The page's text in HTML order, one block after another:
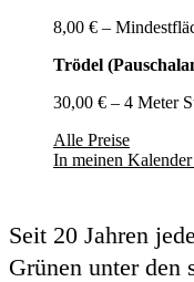
8,00 € –
Trödel
30,00 € – 4 Meter
Alle Preise
In meinen Kalender
Seit 20 Jahren
Grünen unter den